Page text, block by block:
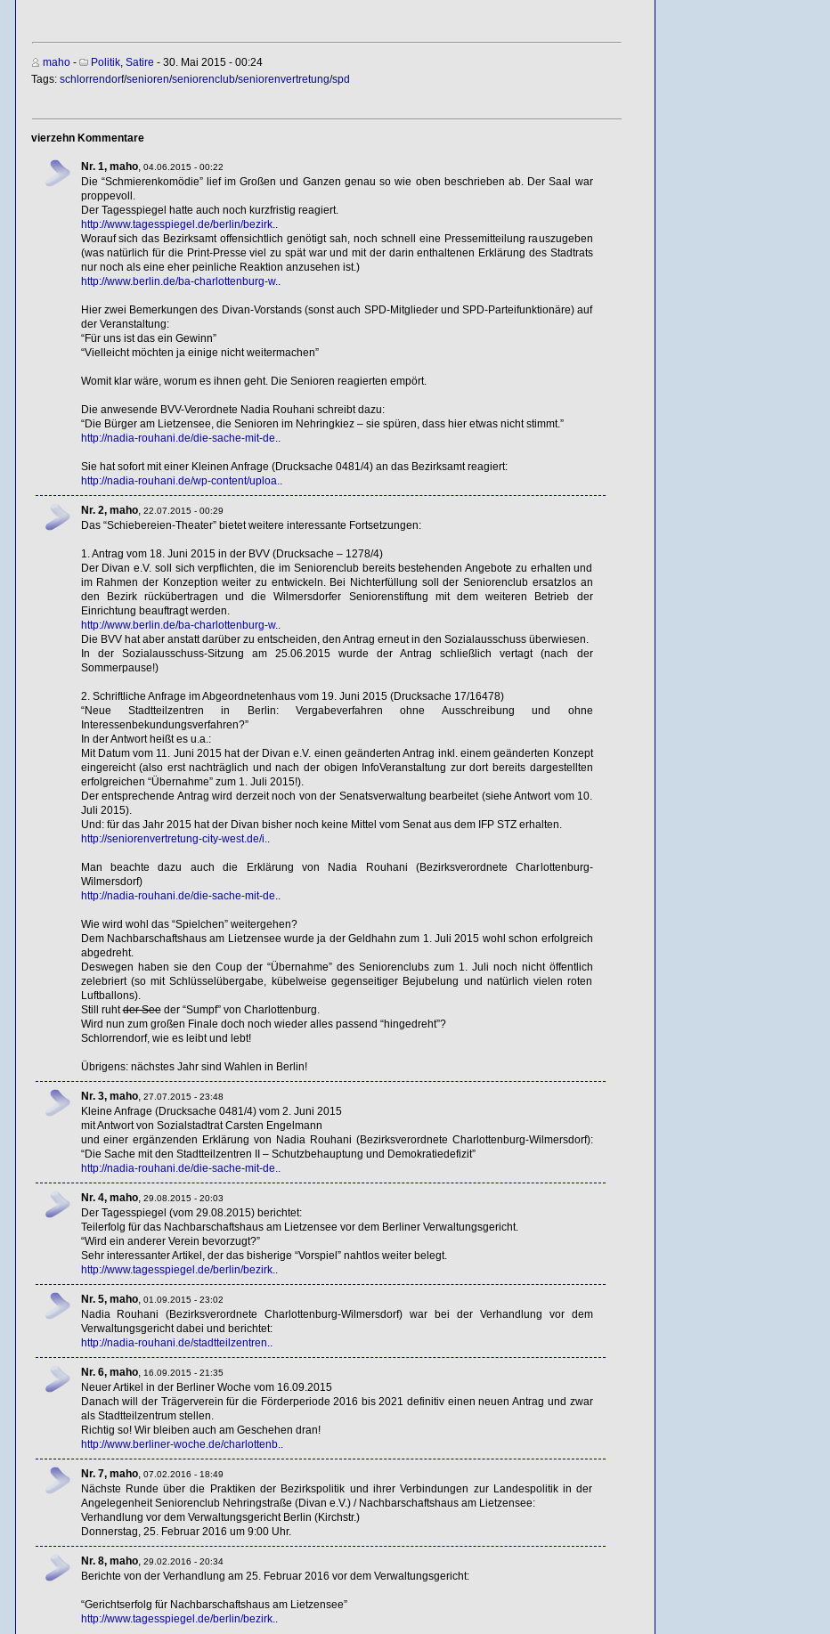
maho- Politik, Satire - 30. Mai 2015 - 00:24
Tags: schlorrendorf/senioren/seniorenclub/seniorenvertretung/spd
vierzehn Kommentare
Nr. 1, maho, 04.06.2015 - 00:22
Die “Schmierenkomödie” lief im Großen und Ganzen genau so wie oben beschrieben ab. Der Saal war
proppevoll.
Der Tagesspiegel hatte auch noch kurzfristig reagiert.
http://www.tagesspiegel.de/berlin/bezirk..
Worauf sich das Bezirksamt offensichtlich genötigt sah, noch schnell eine Pressemitteilung rauszugeben
(was natürlich für die Print-Presse viel zu spät war und mit der darin enthaltenen Erklärung des Stadtrats
nur noch als eine eher peinliche Reaktion anzusehen ist.)
http://www.berlin.de/ba-charlottenburg-w..
Hier zwei Bemerkungen des Divan-Vorstands (sonst auch SPD-Mitglieder und SPD-Parteifunktionäre) auf
der Veranstaltung:
“Für uns ist das ein Gewinn”
“Vielleicht möchten ja einige nicht weitermachen”
Womit klar wäre, worum es ihnen geht. Die Senioren reagierten empört.
Die anwesende BVV-Verordnete Nadia Rouhani schreibt dazu:
“Die Bürger am Lietzensee, die Senioren im Nehringkiez – sie spüren, dass hier etwas nicht stimmt.”
http://nadia-rouhani.de/die-sache-mit-de..
Sie hat sofort mit einer Kleinen Anfrage (Drucksache 0481/4) an das Bezirksamt reagiert:
http://nadia-rouhani.de/wp-content/uploa..
Nr. 2, maho, 22.07.2015 - 00:29
Das “Schiebereien-Theater” bietet weitere interessante Fortsetzungen:
1. Antrag vom 18. Juni 2015 in der BVV(Drucksache – 1278/4)
Der Divan e.V. soll sich verpflichten, die im Seniorenclub bereits bestehenden Angebote zu erhalten und
im Rahmen der Konzeption weiter zu entwickeln. Bei Nichterfüllung soll der Seniorenclub ersatzlos an
den Bezirk rückübertragen und die Wilmersdorfer Seniorenstiftung mit dem weiteren Betrieb der
Einrichtung beauftragt werden.
http://www.berlin.de/ba-charlottenburg-w..
Die BVVhat aber anstatt darüber zu entscheiden, den Antrag erneut in den Sozialausschuss überwiesen.
In der Sozialausschuss-Sitzung am 25.06.2015 wurde der Antrag schließlich vertagt (nach der
Sommerpause!)
2. Schriftliche Anfrage im Abgeordnetenhaus vom 19. Juni 2015 (Drucksache 17/16478)
“Neue Stadtteilzentren in Berlin: Vergabeverfahren ohne Ausschreibung und ohne
Interessenbekundungsverfahren?”
In der Antwort heißt es u.a.:
Mit Datum vom 11. Juni 2015 hat der Divan e.V. einen geänderten Antrag inkl. einem geänderten Konzept
eingereicht (also erst nachträglich und nach der obigen InfoVeranstaltung zur dort bereits dargestellten
erfolgreichen “Übernahme” zum 1. Juli 2015!).
Der entsprechende Antrag wird derzeit noch von der Senatsverwaltung bearbeitet (siehe Antwort vom 10.
Juli 2015).
Und: für das Jahr 2015 hat der Divan bisher noch keine Mittel vom Senat aus dem IFP STZerhalten.
http://seniorenvertretung-city-west.de/i..
Man beachte dazu auch die Erklärung von Nadia Rouhani (Bezirksverordnete Charlottenburg-
Wilmersdorf)
http://nadia-rouhani.de/die-sache-mit-de..
Wie wird wohl das “Spielchen” weitergehen?
Dem Nachbarschaftshaus am Lietzensee wurde ja der Geldhahn zum 1. Juli 2015 wohl schon erfolgreich
abgedreht.
Deswegen haben sie den Coup der “Übernahme” des Seniorenclubs zum 1. Juli noch nicht öffentlich
zelebriert (so mit Schlüsselübergabe, kübelweise gegenseitiger Bejubelung und natürlich vielen roten
Luftballons).
Still ruhtder Seeder “Sumpf” von Charlottenburg.
Wird nun zum großen Finale doch noch wieder alles passend “hingedreht”?
Schlorrendorf, wie es leibt und lebt!
Übrigens: nächstes Jahr sind Wahlen in Berlin!
Nr. 3, maho, 27.07.2015 - 23:48
Kleine Anfrage (Drucksache 0481/4) vom 2. Juni 2015
mit Antwort von Sozialstadtrat Carsten Engelmann
und einer ergänzenden Erklärung von Nadia Rouhani (Bezirksverordnete Charlottenburg-Wilmersdorf):
“Die Sache mit den Stadtteilzentren II – Schutzbehauptung und Demokratiedefizit”
http://nadia-rouhani.de/die-sache-mit-de..
Nr. 4, maho, 29.08.2015 - 20:03
Der Tagesspiegel (vom 29.08.2015) berichtet:
Teilerfolg für das Nachbarschaftshaus am Lietzensee vor dem Berliner Verwaltungsgericht.
“Wird ein anderer Verein bevorzugt?”
Sehr interessanter Artikel, der das bisherige “Vorspiel” nahtlos weiter belegt.
http://www.tagesspiegel.de/berlin/bezirk..
Nr. 5, maho, 01.09.2015 - 23:02
Nadia Rouhani (Bezirksverordnete Charlottenburg-Wilmersdorf) war bei der Verhandlung vor dem
Verwaltungsgericht dabei und berichtet:
http://nadia-rouhani.de/stadtteilzentren..
Nr. 6, maho, 16.09.2015 - 21:35
Neuer Artikel in der Berliner Woche vom 16.09.2015
Danach will der Trägerverein für die Förderperiode 2016 bis 2021 definitiv einen neuen Antrag und zwar
als Stadtteilzentrum stellen.
Richtig so! Wir bleiben auch am Geschehen dran!
http://www.berliner-woche.de/charlottenb..
Nr. 7, maho, 07.02.2016 - 18:49
Nächste Runde über die Praktiken der Bezirkspolitik und ihrer Verbindungen zur Landespolitik in der
Angelegenheit Seniorenclub Nehringstraße (Divan e.V.) / Nachbarschaftshaus am Lietzensee:
Verhandlung vor dem Verwaltungsgericht Berlin (Kirchstr.)
Donnerstag, 25. Februar 2016 um 9:00 Uhr.
Nr. 8, maho, 29.02.2016 - 20:34
Berichte von der Verhandlung am 25. Februar 2016 vor dem Verwaltungsgericht:
“Gerichtserfolg für Nachbarschaftshaus am Lietzensee”
http://www.tagesspiegel.de/berlin/bezirk..